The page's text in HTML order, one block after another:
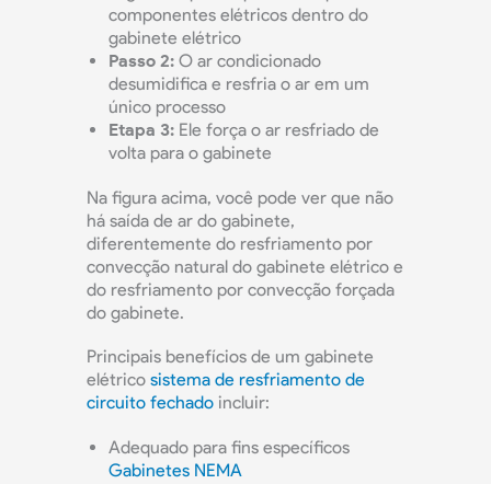
componentes elétricos dentro do
gabinete elétrico
Passo 2: O ar condicionado
desumidifica e resfria o ar em um
único processo
Etapa 3: Ele força o ar resfriado de
volta para o gabinete
Na figura acima, você pode ver que não
há saída de ar do gabinete,
diferentemente do resfriamento por
convecção natural do gabinete elétrico e
do resfriamento por convecção forçada
do gabinete.
Principais benefícios de um gabinete
elétrico sistema de resfriamento de
circuito fechado incluir:
Adequado para fins específicos
Gabinetes NEMA